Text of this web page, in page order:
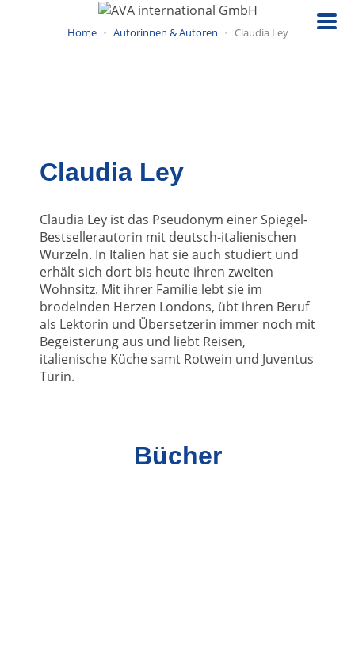
Home Autorinnen & Autoren Claudia Ley
Claudia Ley
Claudia Ley ist das Pseudonym einer Spiegel-
Bestsellerautorin mit deutsch-italienischen
Wurzeln. In Italien hat sie auch studiert und
erhält sich dort bis heute ihren zweiten
Wohnsitz. Mit ihrer Familie lebt sie im
brodelnden Herzen Londons, übt ihren Beruf
als Lektorin und Übersetzerin immer noch mit
Begeisterung aus und liebt Reisen,
italienische Küche samt Rotwein und Juventus
Turin.
Bücher